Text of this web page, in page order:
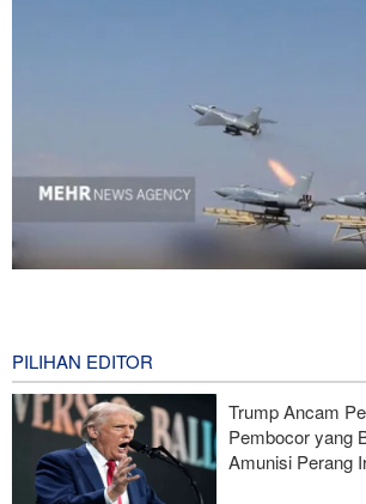
Brigjen Akrami Nia: Artesh dalam Kondisi
Foreign Policy: Riyadh Terjepit di Antara
Kebijakan Ini Gagal
PILIHAN EDITOR
Trump Ancam
Pembocor yang
Amunisi Perang